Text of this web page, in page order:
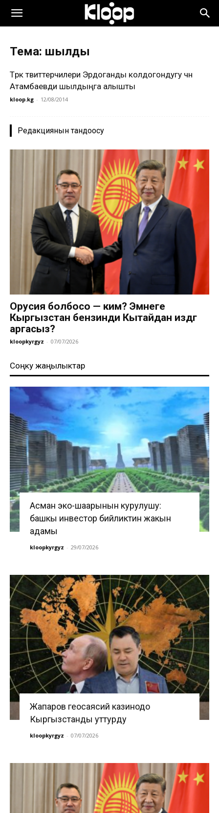
Тема: шылдың
Түрк твиттерчилери Эрдоганды колдогондугу үчүн
Атамбаевди шылдыңга алышты
kloop.kg - 12/08/2014
Редакциянын тандоосу
Орусия болбосо — ким? Эмнеге
Кыргызстан бензинди Кытайдан издөөгө
аргасыз?
kloopkyrgyz - 07/07/2026
Соңку жаңылыктар
Асман эко-шаарынын курулушу:
башкы инвестор бийликтин жакын
адамы
kloopkyrgyz - 29/07/2026
Жапаров геосаясий казинодо
Кыргызстанды уттурду
kloopkyrgyz - 07/07/2026